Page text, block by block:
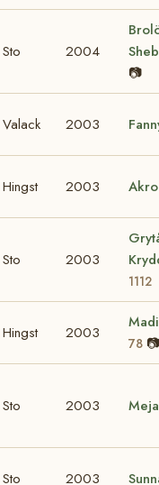
Sto 2004
📷
Valack 2003
Hingst 2003
Sto 2003
1112
Hingst 2003
78 📷
Sto 2003
Sto 2003